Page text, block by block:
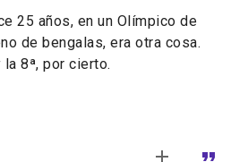
25 años, en un Olímpico de
de bengalas, era otra cosa.
8ª, por cierto.